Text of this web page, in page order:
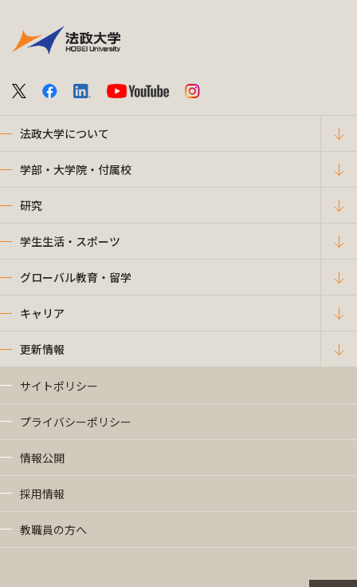
法政大学について
学部・大学院・付属校
研究
学生生活・スポーツ
グローバル教育・留学
キャリア
更新情報
サイトポリシー
プライバシーポリシー
情報公開
採用情報
教職員の方へ